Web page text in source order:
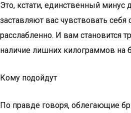
Это, кстати, единственный минус
заставляют вас чувствовать себя
расслабленно. И вам становится
наличие лишних килограммов на
Кому подойдут
По правде говоря, облегающие